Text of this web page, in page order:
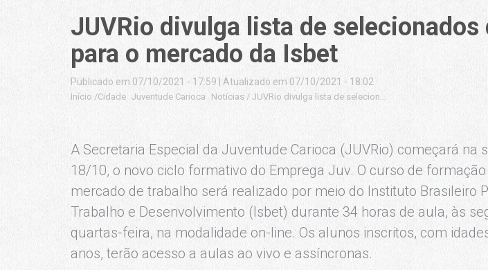
JUVRio divulga lista de
para o mercado da Isbet
Publicado em 07/10/2021 - 17:59 Atualizado em 07/10/2021 - 18:02
Início /Cidade Juventude Carioca Notícias / JUVRio divulga lista de selecionados do segundo ciclo de
A Secretaria Especial da Juventude Carioca (JUVRio) começará na
18/10, o novo ciclo formativo do Emprega Juv. O curso de
mercado de trabalho será realizado por meio do Instituto Brasileiro
Trabalho e Desenvolvimento (Isbet) durante 34 horas de aula, às
quartas-feira, na modalidade on-line. Os alunos inscritos, com
anos, terão acesso a aulas ao vivo e assíncronas.